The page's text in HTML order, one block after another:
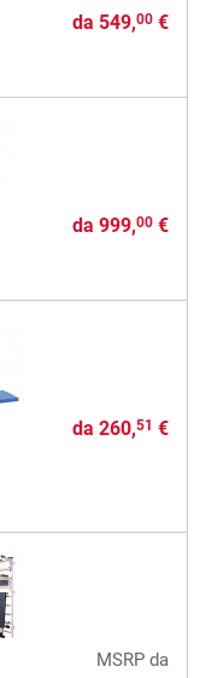
da 549,00€
da 999,00€
da 260,51 €
MSRPda